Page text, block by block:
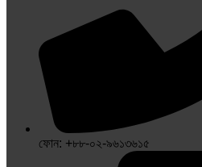
ফোন: +৮৮-০২-৯৬১৩৬১৫